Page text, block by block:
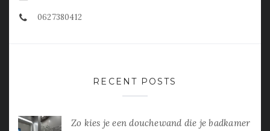
0627380412
RECENT POSTS
Zo kies je een douchewand die je badkamer